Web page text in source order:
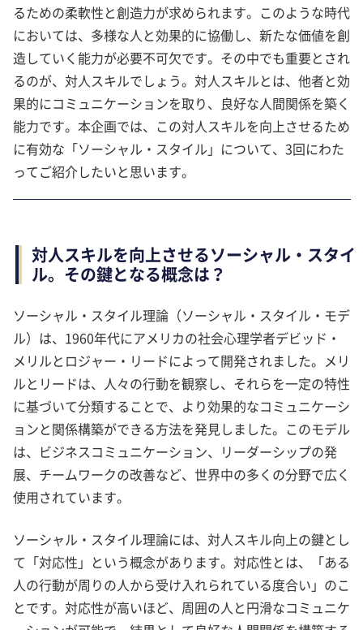
るための柔軟性と創造力が求められます。このような時代
においては、多様な人と効果的に協働し、新たな価値を創
造していく能力が必要不可欠です。その中でも重要とされ
るのが、対人スキルでしょう。対人スキルとは、他者と効
果的にコミュニケーションを取り、良好な人間関係を築く
能力です。本企画では、この対人スキルを向上させるため
に有効な「ソーシャル・スタイル」について、3回にわた
ってご紹介したいと思います。
対人スキルを向上させるソーシャル・スタイ
ル。その鍵となる概念は？
ソーシャル・スタイル理論（ソーシャル・スタイル・モデ
ル）は、1960年代にアメリカの社会心理学者デビッド・
メリルとロジャー・リードによって開発されました。メリ
ルとリードは、人々の行動を観察し、それらを一定の特性
に基づいて分類することで、より効果的なコミュニケーシ
ョンと関係構築ができる方法を発見しました。このモデル
は、ビジネスコミュニケーション、リーダーシップの発
展、チームワークの改善など、世界中の多くの分野で広く
使用されています。
ソーシャル・スタイル理論には、対人スキル向上の鍵とし
て「対応性」という概念があります。対応性とは、「ある
人の行動が周りの人から受け入れられている度合い」のこ
とです。対応性が高いほど、周囲の人と円滑なコミュニケ